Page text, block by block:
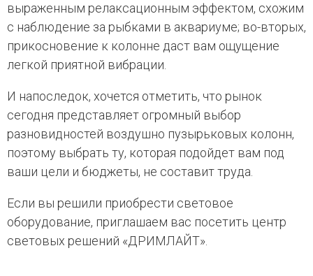
выраженным релаксационным эффектом, схожим
с наблюдение за рыбками в аквариуме; во-вторых,
прикосновение к колонне даст вам ощущение
легкой приятной вибрации.
И напоследок, хочется отметить, что рынок
сегодня представляет огромный выбор
разновидностей воздушно пузырьковых колонн,
поэтому выбрать ту, которая подойдет вам под
ваши цели и бюджеты, не составит труда.
Если вы решили приобрести световое
оборудование, приглашаем вас посетить центр
световых решений «ДРИМЛАЙТ».